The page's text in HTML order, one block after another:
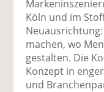
Köln und im
machen, wo
gestalten. Die
Konzept in
und